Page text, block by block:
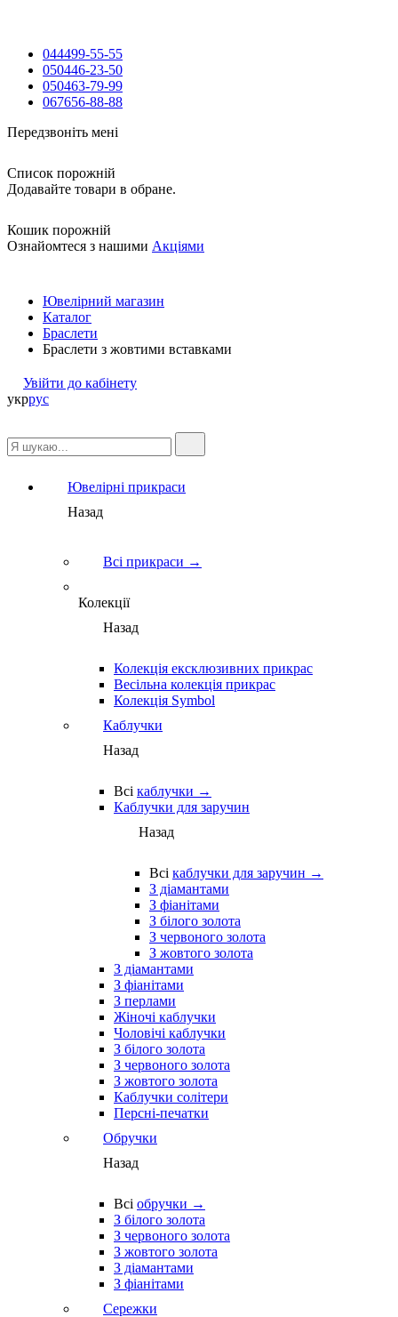
044499-55-55
050446-23-50
050463-79-99
067656-88-88
Передзвоніть мені
Список порожній
Додавайте товари в обране.
Кошик порожній
Ознайомтеся з нашими Акціями
Ювелірний магазин
Каталог
Браслети
Браслети з жовтими вставками
Увійти до кабінету
укррус
Ювелірні прикраси
Назад
Всі прикраси →
Колекції
Назад
Колекція ексклюзивних прикрас
Весільна колекція прикрас
Колекція Symbol
Каблучки
Назад
Всі каблучки →
Каблучки для заручин
Назад
Всі каблучки для заручин →
З діамантами
З фіанітами
З білого золота
З червоного золота
З жовтого золота
З діамантами
З фіанітами
З перлами
Жіночі каблучки
Чоловічі каблучки
З білого золота
З червоного золота
З жовтого золота
Каблучки солітери
Персні-печатки
Обручки
Назад
Всі обручки →
З білого золота
З червоного золота
З жовтого золота
З діамантами
З фіанітами
Сережки